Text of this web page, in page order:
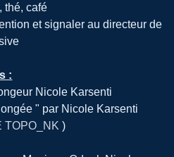
thé, café
et signaler au directeur de
:
Nicole Karsenti
" par Nicole Karsenti
TOPO_NK )